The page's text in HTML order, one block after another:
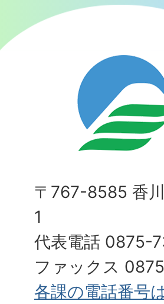
〒767-8585 香
1
代表電話
ファックス
各課の電話番号